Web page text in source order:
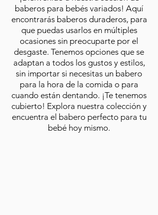
baberos para bebés variados! Aquí
encontrarás baberos duraderos, para
que puedas usarlos en múltiples
ocasiones sin preocuparte por el
desgaste. Tenemos opciones que se
adaptan a todos los gustos y estilos,
sin importar si necesitas un babero
para la hora de la comida o para
cuando están dentando. ¡Te tenemos
cubierto! Explora nuestra colección y
encuentra el babero perfecto para tu
bebé hoy mismo.